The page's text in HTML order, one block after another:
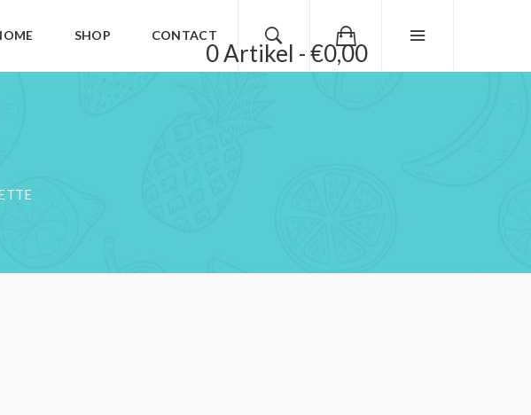
0 Artikel - €0,00
SHOP CONTACT